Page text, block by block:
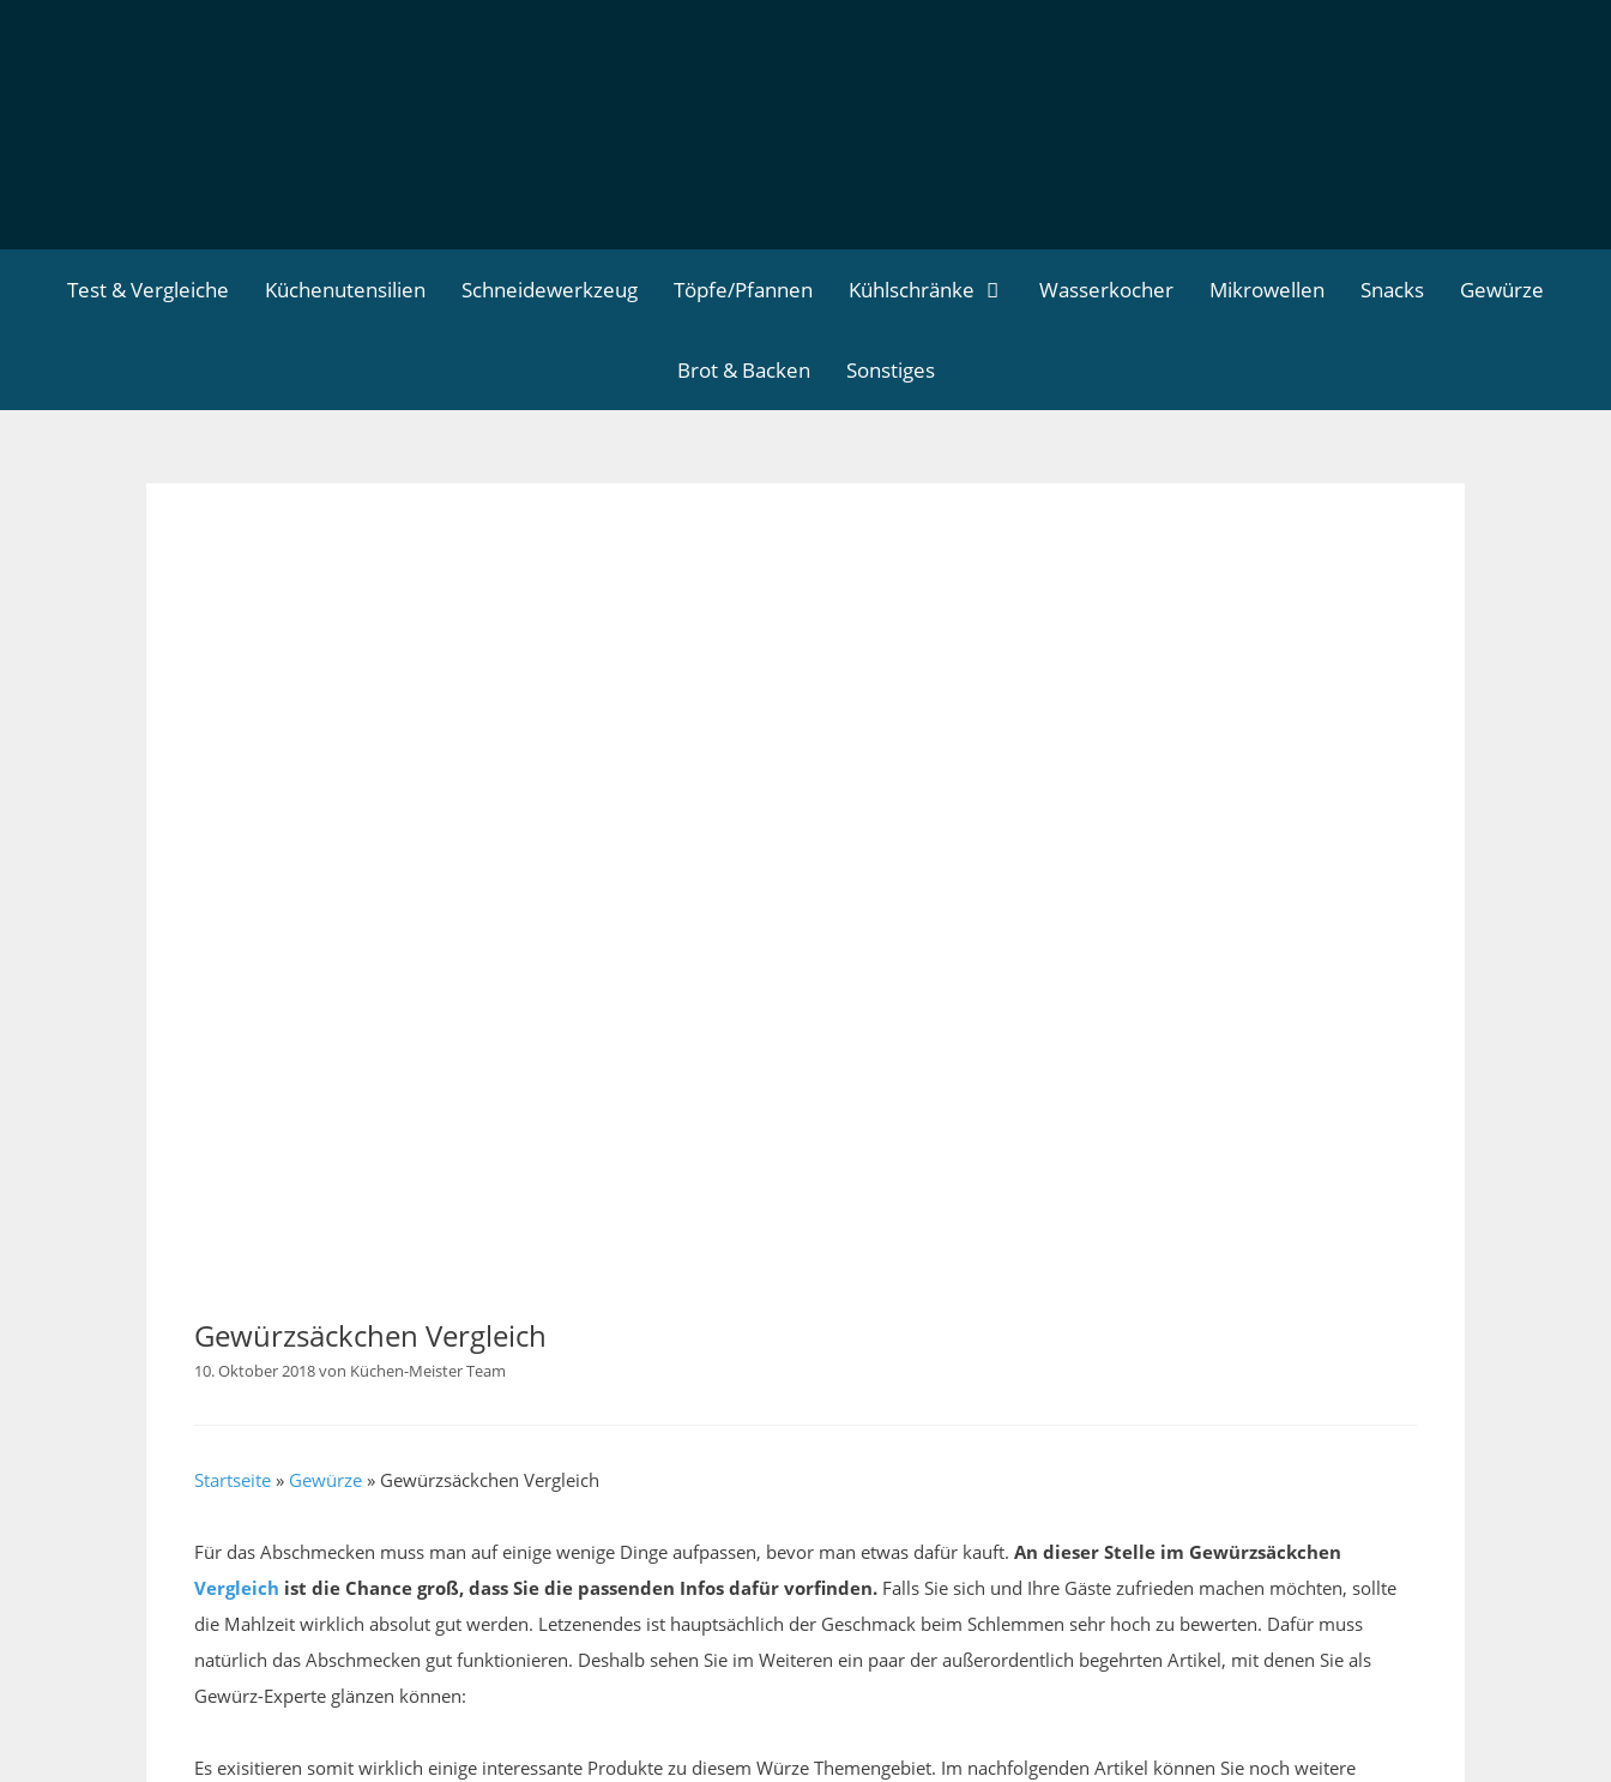
Test & Vergleiche Küchenutensilien Schneidewerkzeug Töpfe/Pfannen Kühlschränke Wasserkocher Mikrowellen Snacks Gewürze
Brot & Backen Sonstiges
Gewürzsäckchen Vergleich
10. Oktober 2018von Küchen-Meister Team
Startseite » Gewürze » Gewürzsäckchen Vergleich
Für das Abschmecken muss man auf einige wenige Dinge aufpassen, bevor man etwas dafür kauft. An dieser Stelle im Gewürzsäckchen
Vergleich ist die Chance groß, dass Sie die passenden Infos dafür vorfinden. Falls Sie sich und Ihre Gäste zufrieden machen möchten, sollte
die Mahlzeit wirklich absolut gut werden. Letzenendes ist hauptsächlich der Geschmack beim Schlemmen sehr hoch zu bewerten. Dafür muss
natürlich das Abschmecken gut funktionieren. Deshalb sehen Sie im Weiteren ein paar der außerordentlich begehrten Artikel, mit denen Sie als
Gewürz-Experte glänzen können:
Es exisitieren somit wirklich einige interessante Produkte zu diesem Würze Themengebiet. Im nachfolgenden Artikel können Sie noch weitere